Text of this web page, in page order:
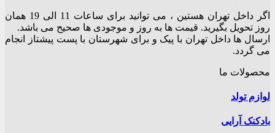
اگر داخل تهران هستین ، می توانید برای ساعات 11 الی 19 همان
روز تحویل بگیرید. قیمت ها به روز و موجودی ها صحیح می باشد.
ارسال ها داخل تهران با پیک و برای شهرستان با پست پیشتاز انجام
می گردد.
محصولات ما
لوازم تولد
بادکنک آرایی